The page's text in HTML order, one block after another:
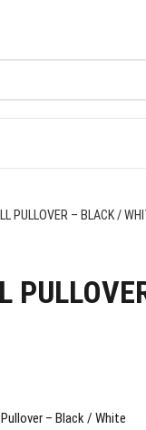
PULLOVER – BLACK /
– Black / White